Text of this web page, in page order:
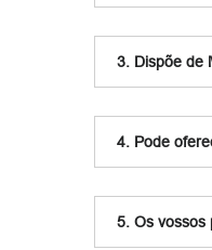
3. Dispõe de
4. Pode
5. Os vossos